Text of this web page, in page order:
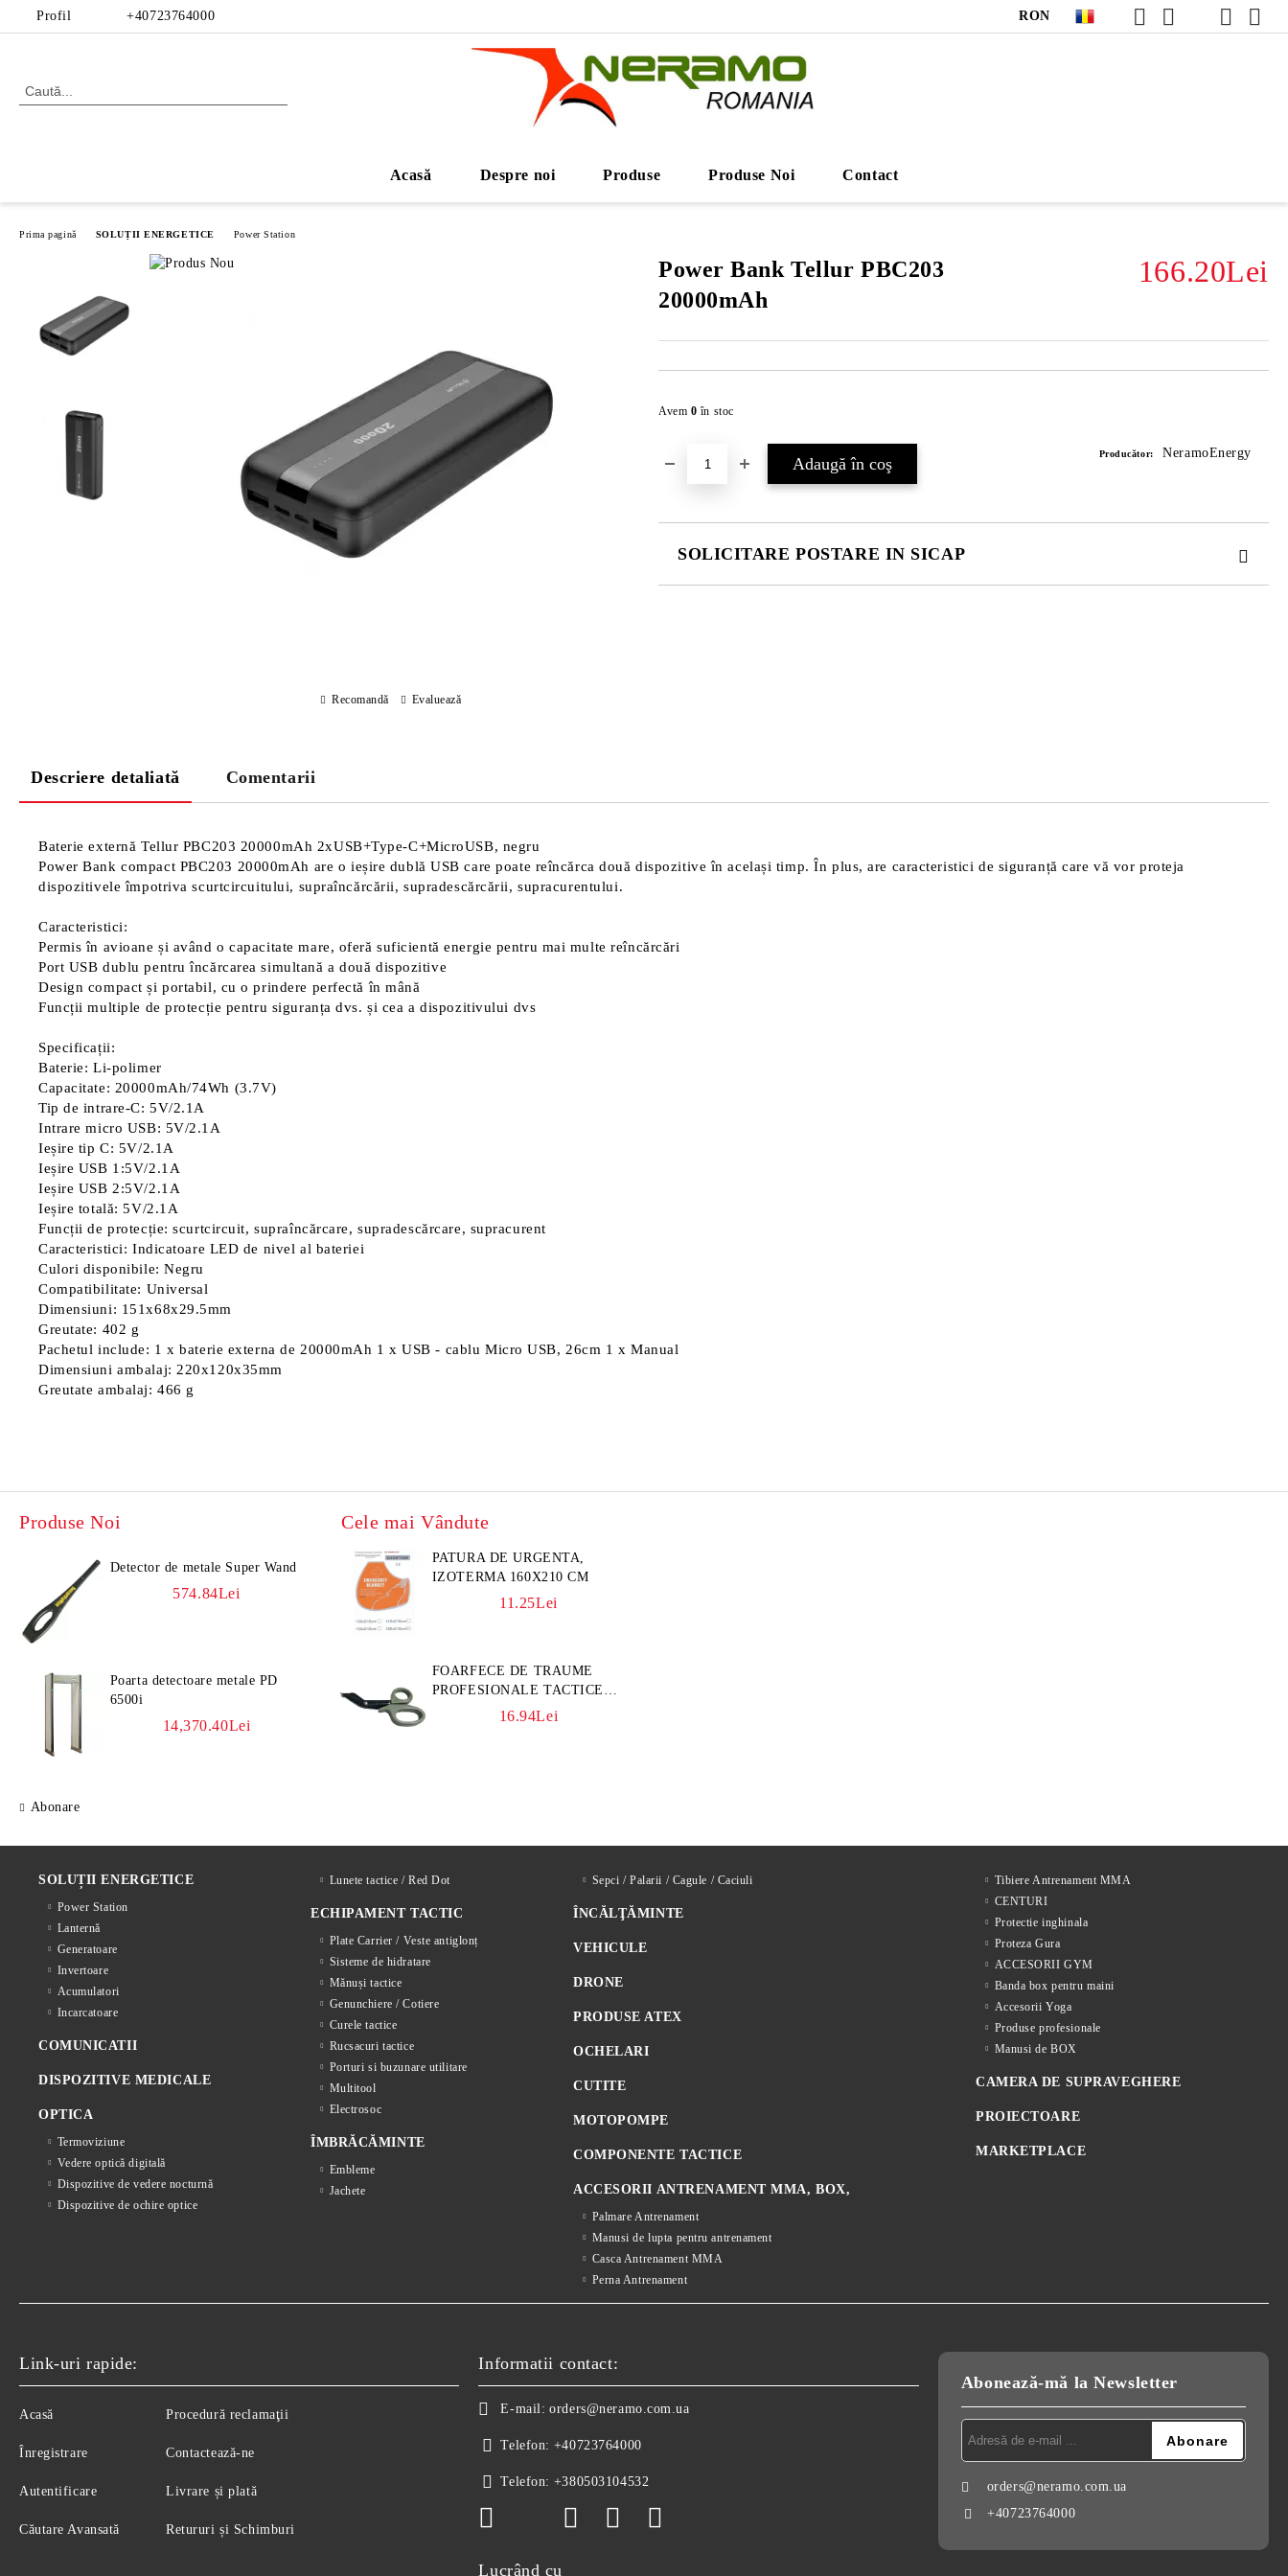
Profil +40723764000 RON
Acasă Despre noi Produse Produse Noi Contact
Prima pagină SOLUȚII ENERGETICE Power Station
Power Bank Tellur PBC203
20000mAh
166.20Lei
Avem 0 în stoc
Producător: NeramoEnergy
SOLICITARE POSTARE IN SICAP
Recomandă Evaluează
Descriere detaliată Comentarii
Baterie externă Tellur PBC203 20000mAh 2xUSB+Type-C+MicroUSB, negru
Power Bank compact PBC203 20000mAh are o ieșire dublă USB care poate reîncărca două dispozitive în același timp. În plus, are caracteristici de siguranță care vă vor proteja
dispozitivele împotriva scurtcircuitului, supraîncărcării, supradescărcării, supracurentului.
Caracteristici:
Permis în avioane și având o capacitate mare, oferă suficientă energie pentru mai multe reîncărcări
Port USB dublu pentru încărcarea simultană a două dispozitive
Design compact și portabil, cu o prindere perfectă în mână
Funcții multiple de protecție pentru siguranța dvs. și cea a dispozitivului dvs
Specificații:
Baterie: Li-polimer
Capacitate: 20000mAh/74Wh (3.7V)
Tip de intrare-C: 5V/2.1A
Intrare micro USB: 5V/2.1A
Ieșire tip C: 5V/2.1A
Ieșire USB 1:5V/2.1A
Ieșire USB 2:5V/2.1A
Ieșire totală: 5V/2.1A
Funcții de protecție: scurtcircuit, supraîncărcare, supradescărcare, supracurent
Caracteristici: Indicatoare LED de nivel al bateriei
Culori disponibile: Negru
Compatibilitate: Universal
Dimensiuni: 151x68x29.5mm
Greutate: 402 g
Pachetul include: 1 x baterie externa de 20000mAh 1 x USB - cablu Micro USB, 26cm 1 x Manual
Dimensiuni ambalaj: 220x120x35mm
Greutate ambalaj: 466 g
Produse Noi
Detector de metale Super Wand
574.84Lei
Poarta detectoare metale PD
6500i
14,370.40Lei
Abonare
Cele mai Vândute
PATURA DE URGENTA,
IZOTERMA 160X210 CM
11.25Lei
FOARFECE DE TRAUME
PROFESIONALE TACTICE
CULOARE KAKI
16.94Lei
SOLUȚII ENERGETICE
Power Station
Lanternă
Generatoare
Invertoare
Acumulatori
Incarcatoare
COMUNICATII
DISPOZITIVE MEDICALE
OPTICA
Termoviziune
Vedere optică digitală
Dispozitive de vedere nocturnă
Dispozitive de ochire optice
Lunete tactice / Red Dot
ECHIPAMENT TACTIC
Plate Carrier / Veste antiglonț
Sisteme de hidratare
Mănuși tactice
Genunchiere / Cotiere
Curele tactice
Rucsacuri tactice
Porturi si buzunare utilitare
Multitool
Electrosoc
ÎMBRĂCĂMINTE
Embleme
Jachete
Sepci / Palarii / Cagule / Caciuli
ÎNCĂLŢĂMINTE
VEHICULE
DRONE
PRODUSE ATEX
OCHELARI
CUTITE
MOTOPOMPE
COMPONENTE TACTICE
ACCESORII ANTRENAMENT MMA, BOX,
Palmare Antrenament
Manusi de lupta pentru antrenament
Casca Antrenament MMA
Perna Antrenament
Tibiere Antrenament MMA
CENTURI
Protectie inghinala
Proteza Gura
ACCESORII GYM
Banda box pentru maini
Accesorii Yoga
Produse profesionale
Manusi de BOX
CAMERA DE SUPRAVEGHERE
PROIECTOARE
MARKETPLACE
Link-uri rapide:
Acasă
Înregistrare
Autentificare
Căutare Avansată
Procedură reclamaţii
Contactează-ne
Livrare și plată
Retururi și Schimburi
Informatii contact:
E-mail: orders@neramo.com.ua
Telefon: +40723764000
Telefon: +380503104532
Lucrând cu
Abonează-mă la Newsletter
orders@neramo.com.ua
+40723764000